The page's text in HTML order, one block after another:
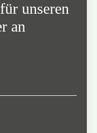
unseren
an